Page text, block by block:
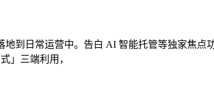
到日常运营中。告白 AI 智能托管等独家焦
」三端利用，